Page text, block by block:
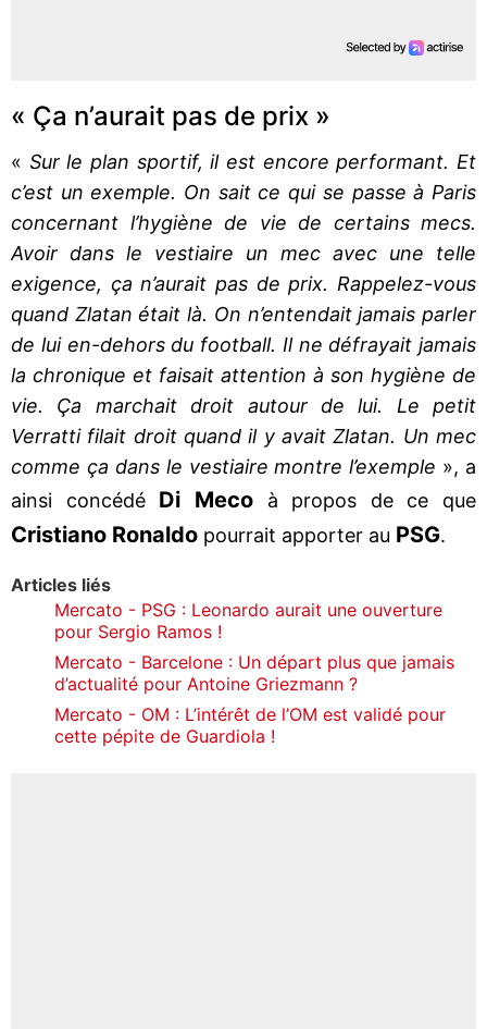
« Ça n’aurait pas de prix »
« Sur le plan sportif, il est encore performant. Et
c’est un exemple. On sait ce qui se passe à Paris
concernant l’hygiène de vie de certains mecs.
Avoir dans le vestiaire un mec avec une telle
exigence, ça n’aurait pas de prix. Rappelez-vous
quand Zlatan était là. On n’entendait jamais parler
de lui en-dehors du football. Il ne défrayait jamais
la chronique et faisait attention à son hygiène de
vie. Ça marchait droit autour de lui. Le petit
Verratti filait droit quand il y avait Zlatan. Un mec
comme ça dans le vestiaire montre l’exemple », a
ainsi concédé Di Mecoà propos de ce que
Cristiano Ronaldo pourrait apporter au PSG.
Articles liés
Mercato - PSG : Leonardo aurait une ouverture
pour Sergio Ramos !
Mercato - Barcelone : Un départ plus que jamais
d’actualité pour Antoine Griezmann ?
Mercato - OM : L’intérêt de l’OM est validé pour
cette pépite de Guardiola !